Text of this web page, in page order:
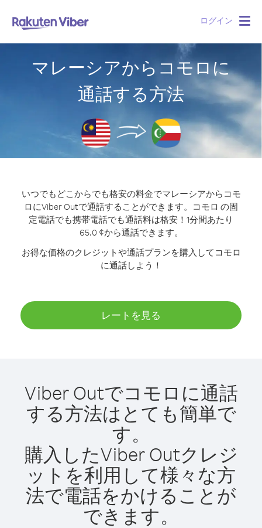
ログイン
マレーシアからコモロに
通話する方法
いつでもどこからでも格安の料金でマレーシアからコモ
ロにViber Outで通話することができます。
コモロ の固
定電話でも携帯電話でも通話料は格安！1分間あたり
65.0 ¢から通話できます。
お得な価格のクレジットや通話プランを購入してコモロ
に通話しよう！
レートを見る
Viber Outでコモロに通話
する方法はとても簡単で
す。
購入したViber Outクレジ
ットを利用して様々な方
法で電話をかけることが
できます。